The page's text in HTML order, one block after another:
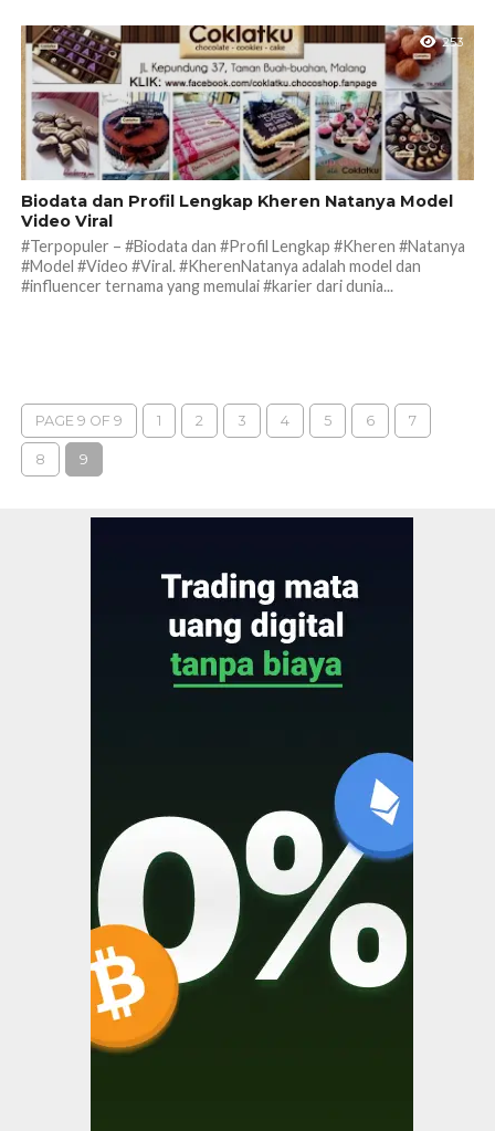
253
Biodata dan Profil Lengkap Kheren Natanya Model
Video Viral
#Terpopuler – #Biodata dan #Profil Lengkap #Kheren #Natanya
#Model #Video #Viral. #KherenNatanya adalah model dan
#influencer ternama yang memulai #karier dari dunia...
PAGE 9 OF 9 1 2 3 4 5 6 7
8 9